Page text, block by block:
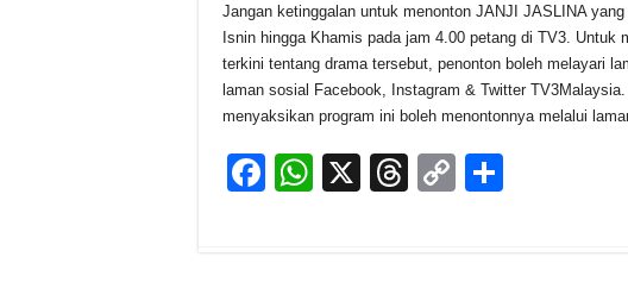
Jangan ketinggalan untuk menonton JANJI JASLINA
Isnin hingga Khamis pada jam 4.00 petang di TV3. Untuk
terkini tentang drama tersebut, penonton boleh melayari
laman sosial Facebook, Instagram & Twitter
menyaksikan program ini boleh menontonnya melalui
F
W X
T
C